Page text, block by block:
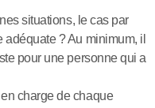
situations, le cas par
? Au minimum, il
pour une personne qui a
charge de chaque